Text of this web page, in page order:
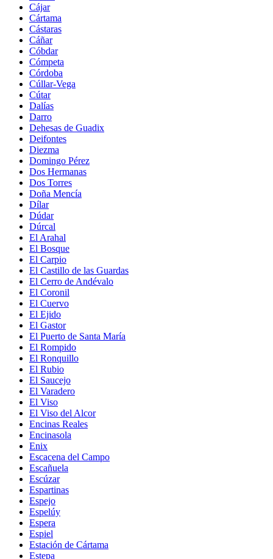
Cájar
Cártama
Cástaras
Cáñar
Cóbdar
Cómpeta
Córdoba
Cúllar-Vega
Cútar
Dalías
Darro
Dehesas de Guadix
Deifontes
Diezma
Domingo Pérez
Dos Hermanas
Dos Torres
Doña Mencía
Dílar
Dúdar
Dúrcal
El Arahal
El Bosque
El Carpio
El Castillo de las Guardas
El Cerro de Andévalo
El Coronil
El Cuervo
El Ejido
El Gastor
El Puerto de Santa María
El Rompido
El Ronquillo
El Rubio
El Saucejo
El Varadero
El Viso
El Viso del Alcor
Encinas Reales
Encinasola
Enix
Escacena del Campo
Escañuela
Escúzar
Espartinas
Espejo
Espelúy
Espera
Espiel
Estación de Cártama
Estepa